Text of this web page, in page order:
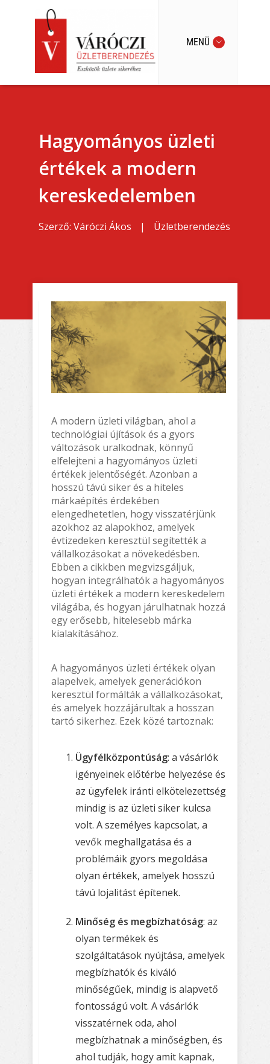
MENÜ
Hagyományos üzleti
értékek a modern
kereskedelemben
Szerző: Váróczi Ákos | Üzletberendezés
A modern üzleti világban, ahol a
technológiai újítások és a gyors
változások uralkodnak, könnyű
elfelejteni a hagyományos üzleti
értékek jelentőségét. Azonban a
hosszú távú siker és a hiteles
márkaépítés érdekében
elengedhetetlen, hogy visszatérjünk
azokhoz az alapokhoz, amelyek
évtizedeken keresztül segítették a
vállalkozásokat a növekedésben.
Ebben a cikkben megvizsgáljuk,
hogyan integrálhatók a hagyományos
üzleti értékek a modern kereskedelem
világába, és hogyan járulhatnak hozzá
egy erősebb, hitelesebb márka
kialakításához.
A hagyományos üzleti értékek olyan
alapelvek, amelyek generációkon
keresztül formálták a vállalkozásokat,
és amelyek hozzájárultak a hosszan
tartó sikerhez. Ezek közé tartoznak:
Ügyfélközpontúság: a vásárlók
igényeinek előtérbe helyezése és
az ügyfelek iránti elkötelezettség
mindig is az üzleti siker kulcsa
volt. A személyes kapcsolat, a
vevők meghallgatása és a
problémáik gyors megoldása
olyan értékek, amelyek hosszú
távú lojalitást építenek.
Minőség és megbízhatóság: az
olyan termékek és
szolgáltatások nyújtása, amelyek
megbízhatók és kiváló
minőségűek, mindig is alapvető
fontosságú volt. A vásárlók
visszatérnek oda, ahol
megbízhatnak a minőségben, és
ahol tudják, hogy amit kapnak,